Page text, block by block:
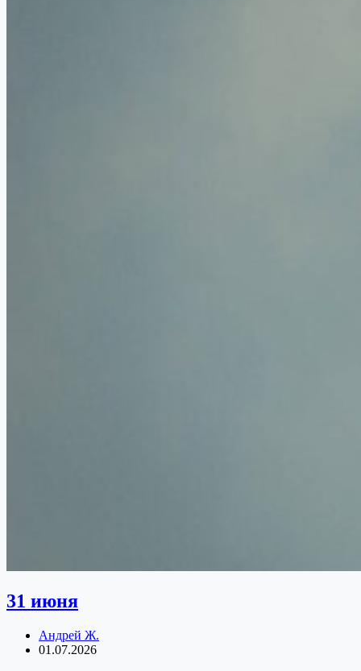
31 июня
Андрей Ж.
01.07.2026